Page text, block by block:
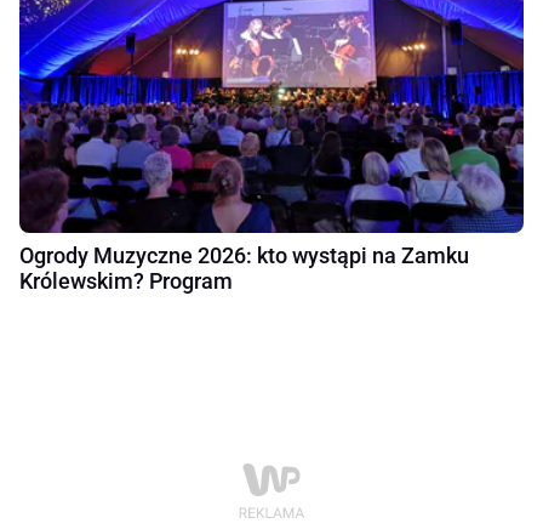
Ogrody Muzyczne 2026: kto wystąpi na Zamku
Królewskim? Program